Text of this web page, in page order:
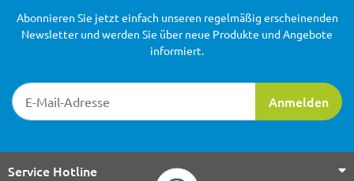
Newsletter-Registrierung
Anmelden
Abonnieren Sie jetzt einfach unseren regelmäßig erscheinenden
Newsletter und werden Sie über neue Produkte und Angebote
informiert.
Service Hotline